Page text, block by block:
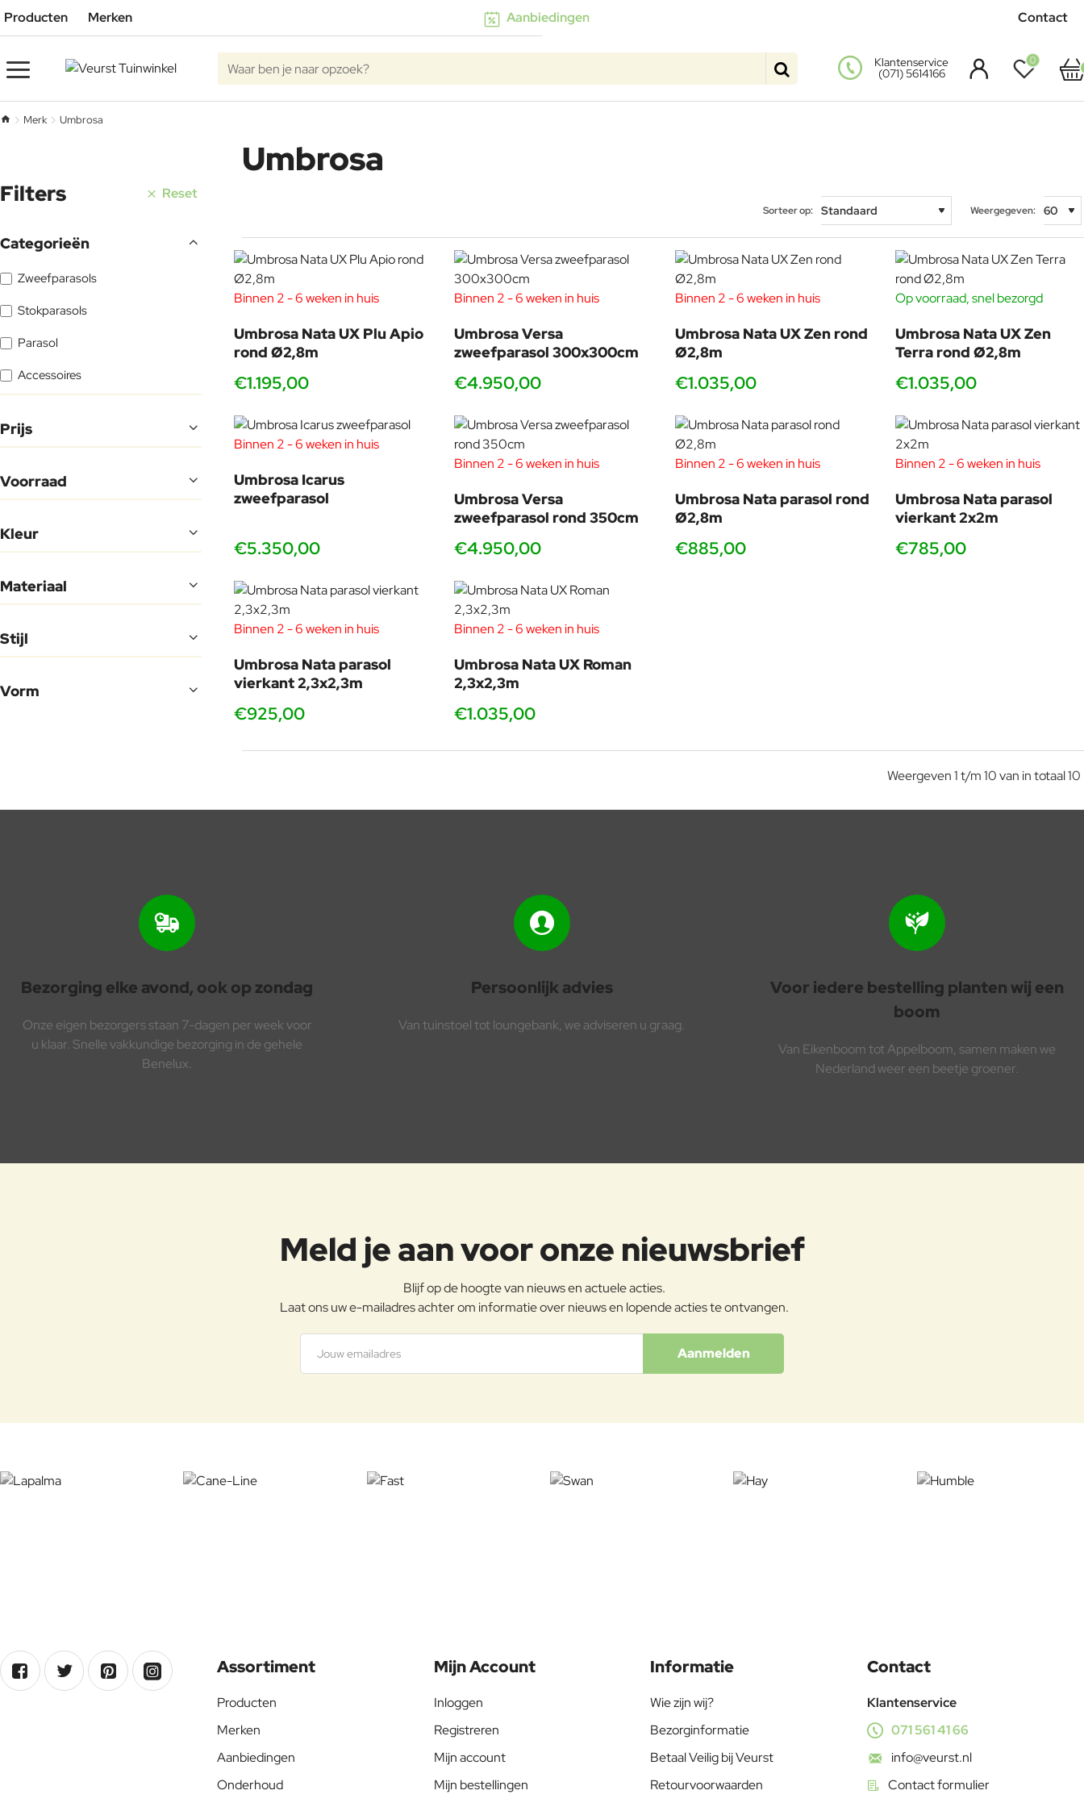
Producten Merken Aanbiedingen Contact
Waar
opzoek?
Klantenservice
(071) 5614166
0
Merk Umbrosa
Filters Reset
Categorieën
Zweefparasols
Stokparasols
Parasol
Accessoires
Prijs
Voorraad
Kleur
Materiaal
Stijl
Vorm
Umbrosa
Sorteer op: Weergegeven:
Binnen 2 - 6 weken in huis
Umbrosa Nata UX Plu Apio
rond Ø2,8m
€1.195,00
Binnen 2 - 6 weken in huis
Umbrosa Versa
zweefparasol 300x300cm
€4.950,00
Binnen 2 - 6 weken in huis
Umbrosa Nata UX Zen rond
Ø2,8m
€1.035,00
Op voorraad, snel bezorgd
Umbrosa Nata UX Zen
Terra rond Ø2,8m
€1.035,00
Binnen 2 - 6 weken in huis
Umbrosa Icarus
zweefparasol
€5.350,00
Binnen 2 - 6 weken in huis
Umbrosa Versa
zweefparasol rond 350cm
€4.950,00
Binnen 2 - 6 weken in huis
Umbrosa Nata parasol rond
Ø2,8m
€885,00
Binnen 2 - 6 weken in huis
Umbrosa Nata parasol
vierkant 2x2m
€785,00
Binnen 2 - 6 weken in huis
Umbrosa Nata parasol
vierkant 2,3x2,3m
€925,00
Binnen 2 - 6 weken in huis
Umbrosa Nata UX Roman
2,3x2,3m
€1.035,00
Weergeven 1 t/m 10 van in totaal 10
Bezorging elke avond, ook op zondag
Onze eigen bezorgers staan 7-dagen per week voor
u klaar. Snelle vakkundige bezorging in de gehele
Benelux.
Persoonlijk advies
Van tuinstoel tot loungebank, we adviseren u graag.
Voor iedere bestelling planten wij een
boom
Van Eikenboom tot Appelboom, samen maken we
Nederland weer een beetje groener.
Meld je aan voor onze nieuwsbrief
Blijf op de hoogte van nieuws en actuele acties.
Laat ons uw e-mailadres achter om informatie over nieuws en lopende acties te ontvangen.
emailadres
Aanmelden
Assortiment
Producten
Merken
Aanbiedingen
Onderhoud
Mijn Account
Inloggen
Registreren
Mijn account
Mijn bestellingen
Informatie
Wie zijn wij?
Bezorginformatie
Betaal Veilig bij Veurst
Retourvoorwaarden
Contact
Klantenservice
071 561 41 66
info@veurst.nl
Contact formulier